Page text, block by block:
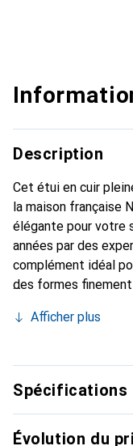
Description
Cet étui en cuir
la maison française
élégante pour votre
années par des
complément idéal
des formes
smartphone. La
est toujours un bon
Afficher plus
Spécifications
Évolution du